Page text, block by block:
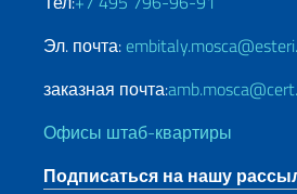
Эл. почта:
заказная почта:
Офисы штаб-квартиры
Подписаться на нашу